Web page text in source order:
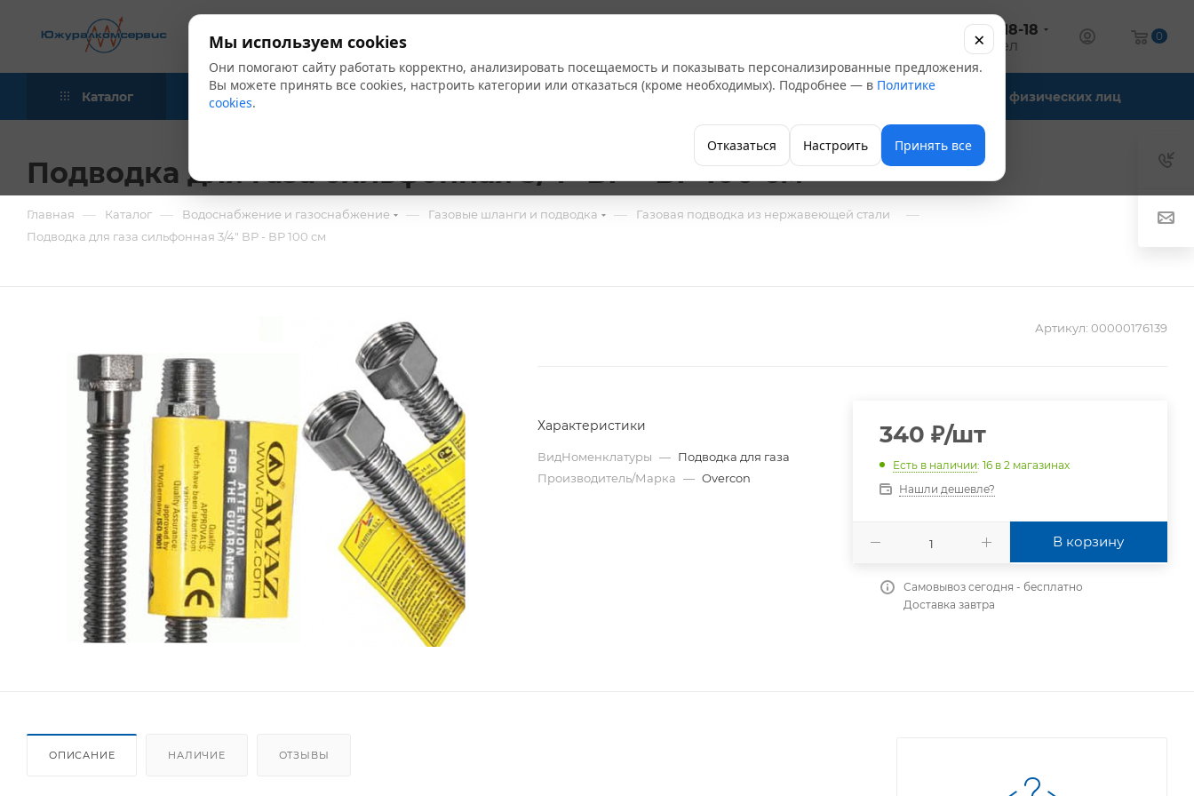
+7 (347) 246-18-18
оптовый отдел
0
Каталог Акции Бренды Компания Офис-склады Для физических лиц
Подводка для газа сильфонная 3/4" ВР - ВР 100 см
Главная — Каталог — Водоснабжение и газоснабжение — Газовые шланги и подводка — Газовая подводка из нержавеющей стали —
Подводка для газа сильфонная 3/4" ВР - ВР 100 см
Артикул: 00000176139
Характеристики
ВидНоменклатуры — Подводка для газа
Производитель/Марка — Overcon
340 ₽/шт
Есть в наличии: 16 в 2 магазинах
Нашли дешевле?
В корзину
Самовывоз сегодня - бесплатно
Доставка завтра
ОПИСАНИЕ НАЛИЧИЕ ОТЗЫВЫ
Мы используем cookies
Они помогают сайту работать корректно, анализировать посещаемость и показывать персонализированные предложения.
Вы можете принять все cookies, настроить категории или отказаться (кроме необходимых). Подробнее — в Политике
cookies.
Отказаться Настроить Принять все
×